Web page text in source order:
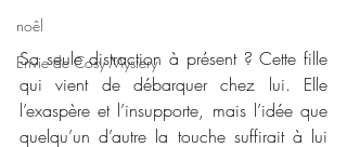
noêl
Envie de Cosy Mystery
Sa seule distraction à présent ? Cette fille
qui vient de débarquer chez lui. Elle
l’exaspère et l’insupporte, mais l’idée que
quelqu’un d’autre la touche suffirait à lui